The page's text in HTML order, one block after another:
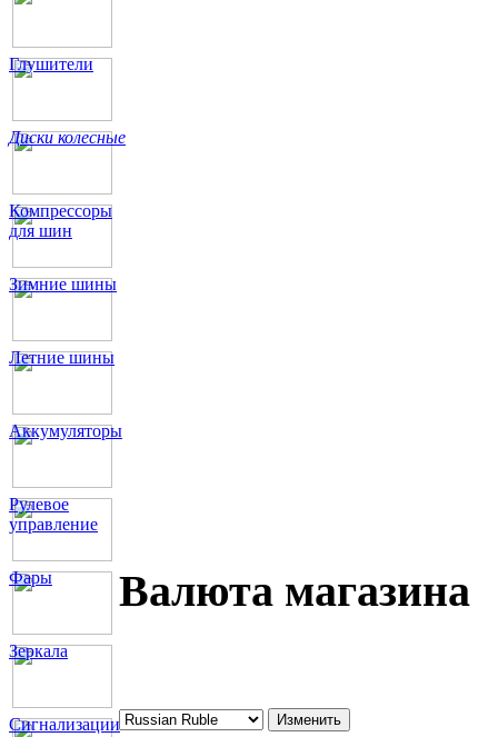
Глушители
Диски колесные
Компрессоры
для шин
Зимние шины
Летние шины
Аккумуляторы
Рулевое
управление
Фары
Зеркала
Сигнализации
Валюта магазина